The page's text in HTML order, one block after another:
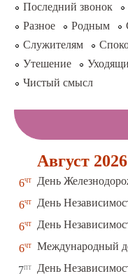
Последний звонок
Разное
Родным
Служителям
Утешение
Чистый смысл
Август 2026
6чт День
6чт День
6чт День
6чт Международный
7пт День